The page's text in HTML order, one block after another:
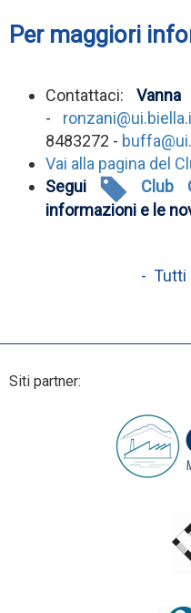
Per maggiori
Contattaci: Vanna
-
8483272 -
Vai alla pagina del
Segui
Club
informazioni e le
- Tutti
Siti partner: